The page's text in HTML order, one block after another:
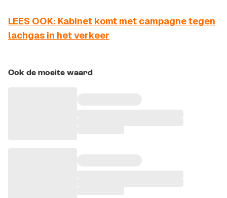
LEES OOK: Kabinet komt met campagne tegen
lachgas in het verkeer
Ook de moeite waard